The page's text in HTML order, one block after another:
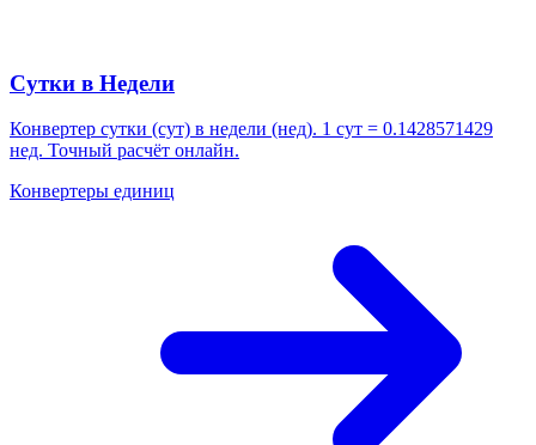
Сутки в Недели
Конвертер сутки (сут) в недели (нед). 1 сут = 0.1428571429
нед. Точный расчёт онлайн.
Конвертеры единиц